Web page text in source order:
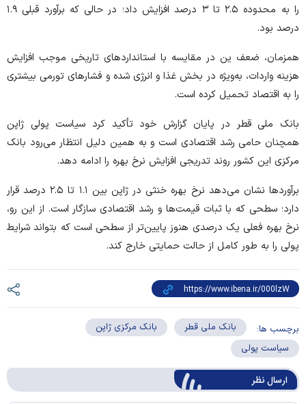
را به محدوده ۲.۵ تا ۳ درصد افزایش داد؛ در حالی که برآورد قبلی ۱.۹
درصد بود.
همزمان، ضعف ین در مقایسه با استاندارد‌های تاریخی موجب افزایش
هزینه واردات، به‌ویژه در بخش غذا و انرژی شده و فشار‌های تورمی بیشتری
را به اقتصاد تحمیل کرده است.
بانک ملی قطر در پایان گزارش خود تأکید کرد سیاست پولی ژاپن
همچنان حامی رشد اقتصادی است و به همین دلیل انتظار می‌رود بانک
مرکزی این کشور روند تدریجی افزایش نرخ بهره را ادامه دهد.
برآورد‌ها نشان می‌دهد نرخ بهره خنثی در ژاپن بین ۱.۱ تا ۲.۵ درصد قرار
دارد؛ سطحی که با ثبات قیمت‌ها و رشد اقتصادی سازگار است. از این رو،
نرخ بهره فعلی یک درصدی هنوز پایین‌تر از سطحی است که بتواند شرایط
پولی را به طور کامل از حالت حمایتی خارج کند.
برچسب ها: بانک ملی قطر
بانک مرکزی ژاپن
سیاست پولی
ارسال‌ نظر